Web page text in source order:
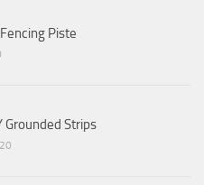
Piste
Grounded Strips